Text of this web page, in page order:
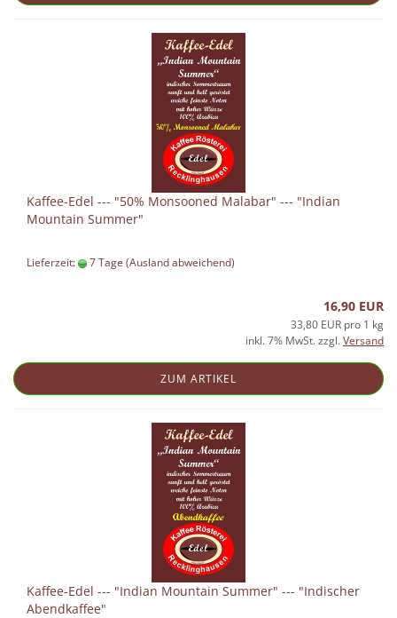
Kaffee-Edel --- "50% Monsooned Malabar" --- "Indian
Mountain Summer"
Lieferzeit: 7 Tage (Ausland abweichend)
16,90 EUR
33,80 EUR pro 1 kg
inkl. 7% MwSt. zzgl.Versand
ZUM ARTIKEL
Kaffee-Edel --- "Indian Mountain Summer" --- "Indischer
Abendkaffee"